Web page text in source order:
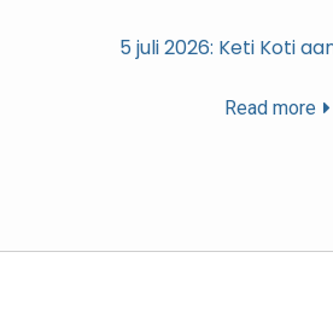
5 juli 2026: Keti Koti
Read more